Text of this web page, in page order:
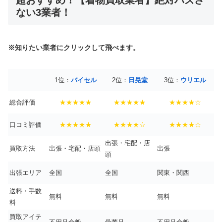
ない3業者！
※知りたい業者にクリックして飛べます。
1位： バイセル 2位： 日晃堂 3位： ウリエル
総合評価 ★★★★★ ★★★★★ ★★★★☆
口コミ評価 ★★★★★ ★★★★☆ ★★★★☆
買取方法 出張・宅配・店頭
出張・宅配・店
頭
出張
出張エリア 全国 全国 関東・関西
送料・手数
料
無料 無料 無料
買取アイテ